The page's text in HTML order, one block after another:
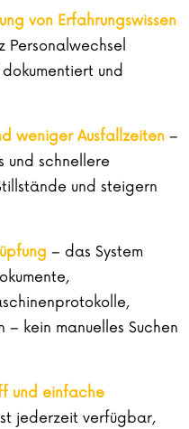
von Erfahrungswissen
und
weniger Ausfallzeiten –
und schnellere
und steigern
– das System
kein manuelles Suchen
und einfache
jederzeit verfügbar,